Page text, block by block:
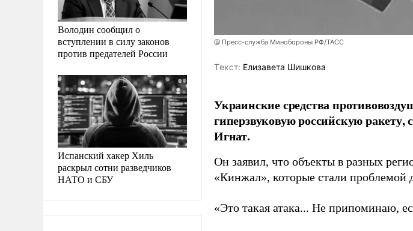
Володин сообщил о
вступлении в силу законов
против предателей России
Испанский хакер Хиль
раскрыл сотни разведчиков
НАТО и СБУ
@ Пресс-служба Минобороны РФ/ТАСС
Tекст: Елизавета Шишкова
Украинские средства
гиперзвуковую российскую
Игнат.
Он заявил, что объекты в разных
«Кинжал», которые стали проблемой
«Это такая атака... Не припоминаю,